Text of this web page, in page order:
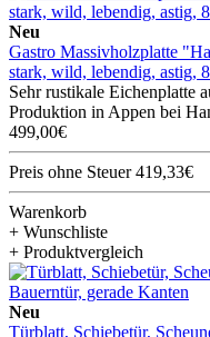
Neu
Gastro Massivholzplatte
stark, wild, lebendig, astig,
Sehr rustikale Eichenplatte
Produktion in Appen bei
499,00€
Preis ohne Steuer 419,33€
Warenkorb
+ Wunschliste
+ Produktvergleich
Neu
Türblatt, Schiebetür,